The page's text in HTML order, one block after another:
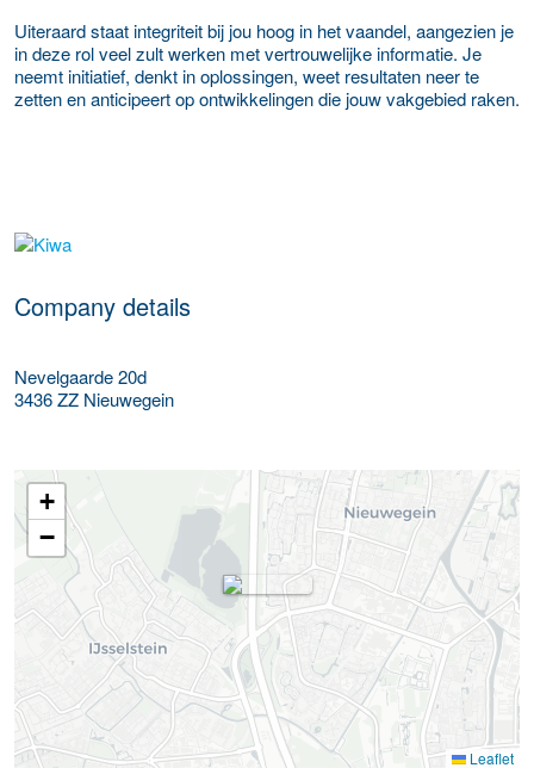
Uiteraard staat integriteit bij jou hoog in het vaandel, aangezien je
in deze rol veel zult werken met vertrouwelijke informatie. Je
neemt initiatief, denkt in oplossingen, weet resultaten neer te
zetten en anticipeert op ontwikkelingen die jouw vakgebied raken.
More Employer Details
Company details
Nevelgaarde 20d
3436 ZZ Nieuwegein
+
−
Leaflet